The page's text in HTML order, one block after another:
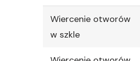
Wiercenie otworów
w szkle